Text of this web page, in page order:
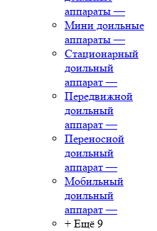
аппараты —
Мини доильные
аппараты —
Стационарный
доильный
аппарат —
Передвижной
доильный
аппарат —
Переносной
доильный
аппарат —
Мобильный
доильный
аппарат —
+ Ещё 9